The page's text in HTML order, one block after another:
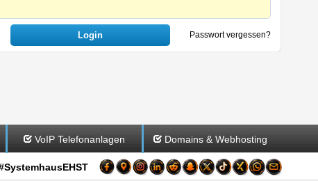
Passwort vergessen?
VoIP Telefonanlagen Domains & Webhosting